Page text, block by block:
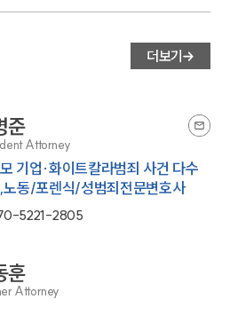
더보기
준
Attorney
기업·화이트칼라범죄 사건 다수
노동/포렌식/성범죄전문변호사
5221-2805
훈
Attorney